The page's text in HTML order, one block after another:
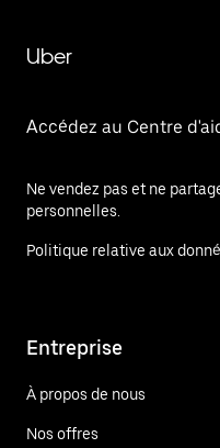
Uber
Accédez au Centre
Ne vendez pas et ne
personnelles.
Politique relative aux
Entreprise
À propos de nous
Nos offres